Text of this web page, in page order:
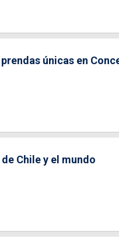
únicas en
Chile y el mundo